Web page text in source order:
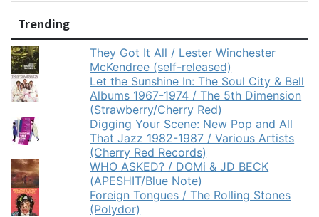
Trending
They Got It All / Lester Winchester
McKendree (self-released)
Let the Sunshine In: The Soul City & Bell
Albums 1967-1974 / The 5th Dimension
(Strawberry/Cherry Red)
Digging Your Scene: New Pop and All
That Jazz 1982-1987 / Various Artists
(Cherry Red Records)
WHO ASKED? / DOMi & JD BECK
(APESHIT/Blue Note)
Foreign Tongues / The Rolling Stones
(Polydor)